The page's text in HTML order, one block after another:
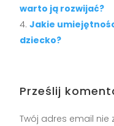
warto ją rozwijać?
Jakie
dziecko?
Prześlij
Twój adres email nie